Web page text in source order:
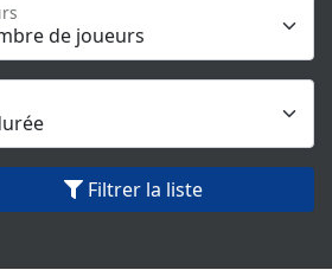
Filtrer la liste